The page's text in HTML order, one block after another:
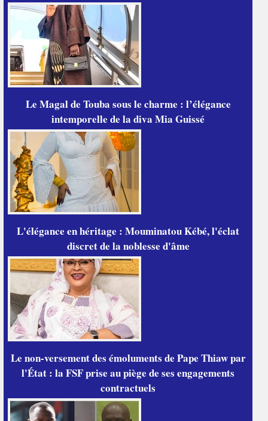
Le Magal de Touba sous le charme : l’élégance
intemporelle de la diva Mia Guissé
L'élégance en héritage : Mouminatou Kébé, l'éclat
discret de la noblesse d'âme
Le non-versement des émoluments de Pape Thiaw par
l'État : la FSF prise au piège de ses engagements
contractuels